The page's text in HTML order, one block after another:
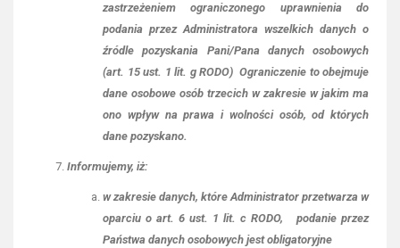
zastrzeżeniem ograniczonego uprawnienia do
podania przez Administratora wszelkich danych o
źródle pozyskania Pani/Pana danych osobowych
(art. 15 ust. 1 lit. g RODO) Ograniczenie to obejmuje
dane osobowe osób trzecich w zakresie w jakim ma
ono wpływ na prawa i wolności osób, od których
dane pozyskano.
Informujemy, iż:
w zakresie danych, które Administrator przetwarza w
oparciu o art. 6 ust. 1 lit. c RODO, podanie przez
Państwa danych osobowych jest obligatoryjne